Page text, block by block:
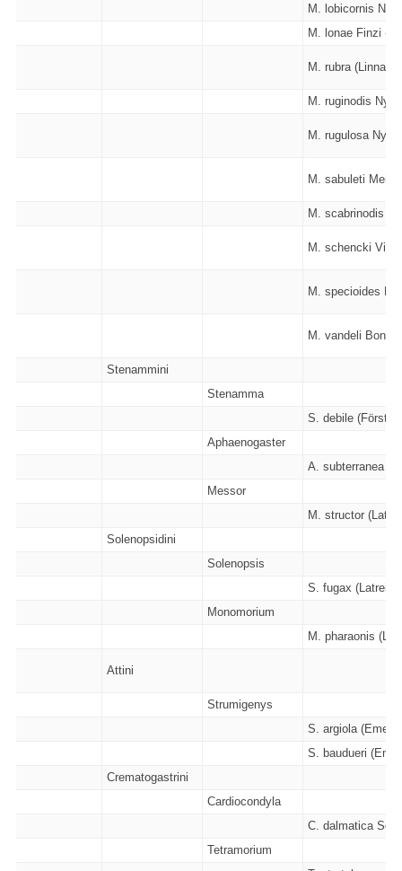
M. lobicornis
M. lonae Finzi -
M. rubra
M. ruginodis
M. rugulosa
M. sabuleti
M. scabrinodis
M. schencki
M. specioides
M. vandeli
Stenammini
Stenamma
S. debile (Förster
Aphaenogaster
A. subterranea
Messor
M. structor
Solenopsidini
Solenopsis
S. fugax (Latreille
Monomorium
M. pharaonis
Attini
Strumigenys
S. argiola (Emery
S. baudueri
Crematogastrini
Cardiocondyla
C. dalmatica
Tetramorium